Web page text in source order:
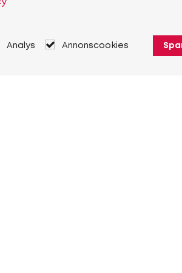
Analys Annonscookies